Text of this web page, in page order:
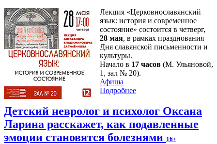
Лекция «Церковнославянский
язык: история и современное
состояние» состоится в четверг,
28 мая, в рамках празднования
Дня славянской письменности и
культуры.
Начало в 17 часов (М. Ульяновой,
1, зал № 20).
Афиша
Подробнее
Детский невролог и психолог Оксана
Ларина расскажет, как подавленные
эмоции становятся болезнями 16+